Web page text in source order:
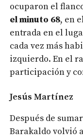
ocuparon el
el minuto 68, en
entrada en el
cada vez más
izquierdo. En el
participación y
Jesús Martínez
Después de
Barakaldo volvió